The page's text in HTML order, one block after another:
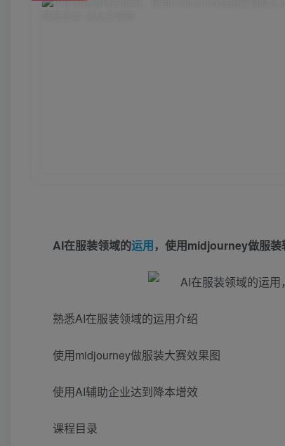
AI在服装领域的运用，使用midjourney做服装
熟悉AI在服装领域的运用介绍
使用midjourney做服装大赛效果图
使用AI辅助企业达到降本增效
课程目录